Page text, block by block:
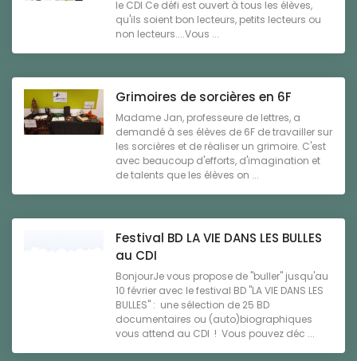
le CDI Ce défi est ouvert à tous les élèves,
qu'ils soient bon lecteurs, petits lecteurs ou
non lecteurs....Vous ...
Grimoires de sorcières en 6F
Madame Jan, professeure de lettres, a
demandé à ses élèves de 6F de travailler sur
les sorcières et de réaliser un grimoire. C'est
avec beaucoup d'efforts, d'imagination et
de talents que les élèves on ...
Festival BD LA VIE DANS LES BULLES
au CDI
BonjourJe vous propose de "buller" jusqu'au
10 février avec le festival BD "LA VIE DANS LES
BULLES" : une sélection de 25 BD
documentaires ou (auto)biographiques
vous attend au CDI ! Vous pouvez déc ...